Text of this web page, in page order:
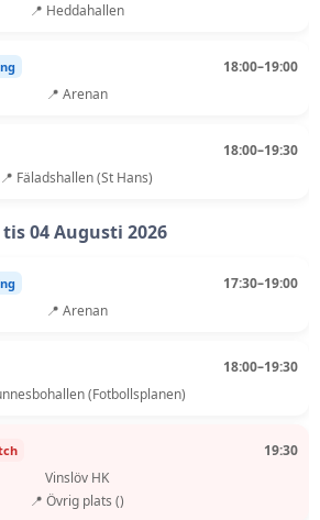
📍 Heddahallen
18:00–19:00
📍 Arenan
18:00–19:30
📍 Fäladshallen (St Hans)
tis 04 Augusti 2026
17:30–19:00
📍 Arenan
18:00–19:30
(Fotbollsplanen)
19:30
Vinslöv HK
📍 Övrig plats ()